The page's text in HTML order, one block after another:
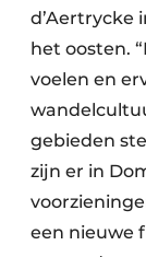
d’Aertrycke
het oosten.
voelen en
gebieden
zijn er in
een nieuwe